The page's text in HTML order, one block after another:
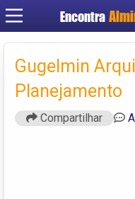
Encontra
Gugelmin
Planejamento
Compartilhar